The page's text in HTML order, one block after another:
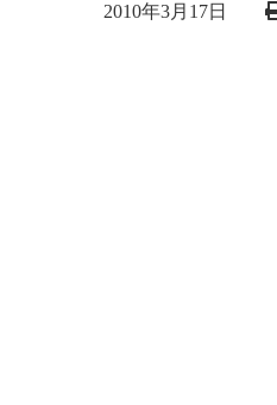
2010年3月17日